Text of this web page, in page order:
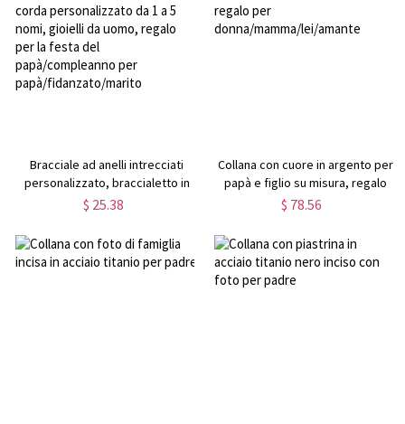
mamma/festa del papà per
famiglia/mamma/papà
Bracciale ad anelli intrecciati
personalizzato, braccialetto in
corda personalizzato da 1 a 5
la festa del papà/compleanno
per papà/fidanzato/marito
$ 25.38
Collana con cuore in argento per
papà e figlio su misura, regalo
per donna/mamma/lei/amante
$ 78.56